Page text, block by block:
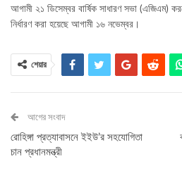
আগামী ২১ ডিসেম্বর বার্ষিক সাধারণ সভা (এজিএম)
নির্ধারণ করা হয়েছে আগামী ১৬ নভেম্বর।
শেয়ার
আগের সংবাদ
রোহিঙ্গা প্রত্যাবাসনে ইইউ’র সহযোগিতা
চান প্রধানমন্ত্রী